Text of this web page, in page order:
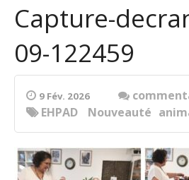
Capture-
09-122459
9 Fév. 2026
EHPAD Nouveauté